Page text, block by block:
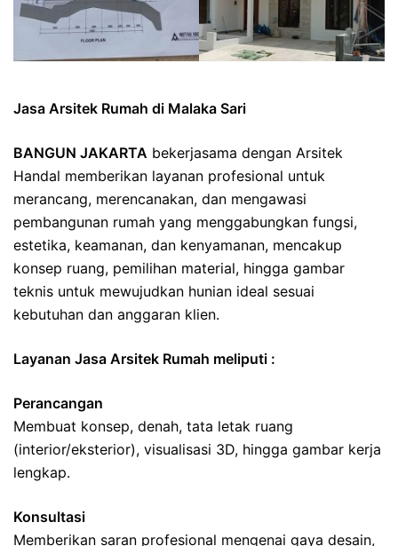
Jasa Arsitek Rumah di Malaka Sari
BANGUN JAKARTA bekerjasama dengan Arsitek
Handal memberikan layanan profesional untuk
merancang, merencanakan, dan mengawasi
pembangunan rumah yang menggabungkan fungsi,
estetika, keamanan, dan kenyamanan, mencakup
konsep ruang, pemilihan material, hingga gambar
teknis untuk mewujudkan hunian ideal sesuai
kebutuhan dan anggaran klien.
Layanan Jasa Arsitek Rumah meliputi :
Perancangan
Membuat konsep, denah, tata letak ruang
(interior/eksterior), visualisasi 3D, hingga gambar kerja
lengkap.
Konsultasi
Memberikan saran profesional mengenai gaya desain,